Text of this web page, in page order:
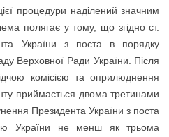
процедури наділений значним
полягає у тому, що згідно ст.
України з поста в порядку
Верховної Ради України. Після
комісією та оприлюднення
приймається двома третинами
Президента України з поста
України не менш як трьома